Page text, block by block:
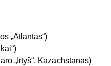
„Atlantas“)
„Irtyš“, Kazachstanas)